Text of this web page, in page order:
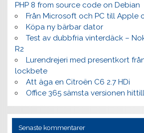
PHP 8 from source code on Debian
Från Microsoft och PC till Apple
Köpa ny bärbar dator
Test av dubbfria vinterdäck –
R2
Lurendrejeri med presentkort
lockbete
Att äga en Citroën C6 2.7 HDi
Office 365 sämsta versionen
Senaste kommentarer